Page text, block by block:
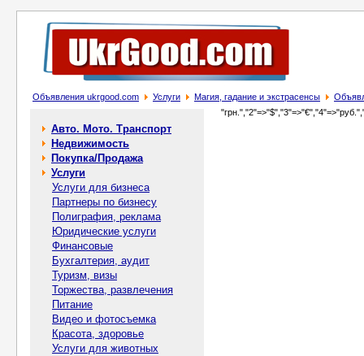
Объявления ukrgood.com Услуги Магия, гадание и экстрасенсы
Авто. Мото. Транспорт
Недвижимость
Покупка/Продажа
Услуги
Услуги для бизнеса
Партнеры по бизнесу
Полиграфия, реклама
Юридические услуги
Финансовые
Бухгалтерия, аудит
Туризм, визы
Торжества, развлечения
Питание
Видео и фотосъемка
Красота, здоровье
Услуги для животных